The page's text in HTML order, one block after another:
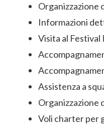
Organizzazione
Informazioni
Visita al Festival
Assistenza a
Organizzazione
Voli charter per